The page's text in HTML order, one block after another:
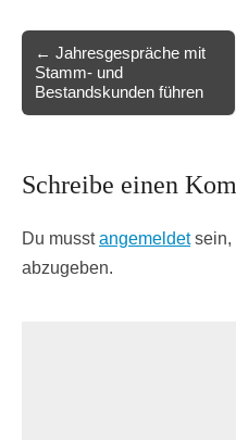
navigation
← Jahresgespräche mit
Stamm- und
Bestandskunden führen
Schreibe einen
Du musstangemeldetsein,
abzugeben.